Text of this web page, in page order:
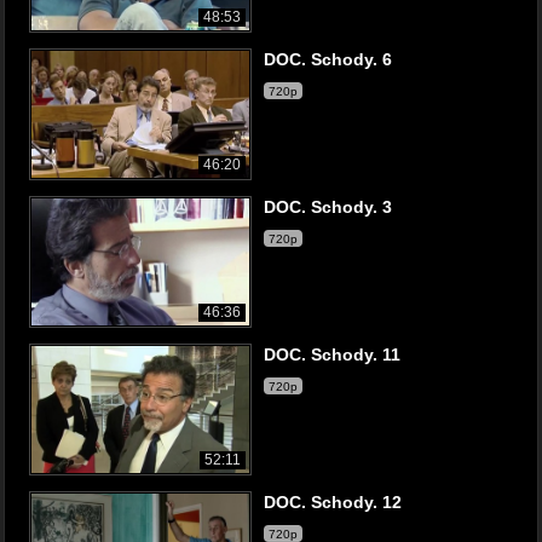
48:53
46:20
DOC. Schody. 6
720p
46:36
DOC. Schody. 3
720p
52:11
DOC. Schody. 11
720p
DOC. Schody. 12
720p